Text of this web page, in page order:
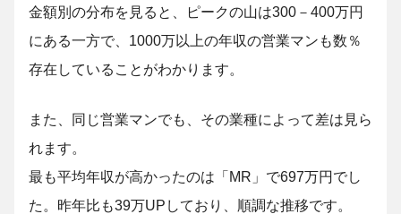
金額別の分布を見ると、ピークの山は300－400万円
にある一方で、1000万以上の年収の営業マンも数％
存在していることがわかります。
また、同じ営業マンでも、その業種によって差は見ら
れます。
最も平均年収が高かったのは「MR」で697万円でし
た。昨年比も39万UPしており、順調な推移です。